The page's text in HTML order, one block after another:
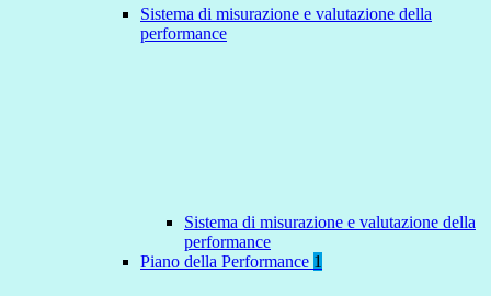
Sistema di misurazione e valutazione della
performance
Sistema di misurazione e valutazione della
performance
Piano della Performance 1